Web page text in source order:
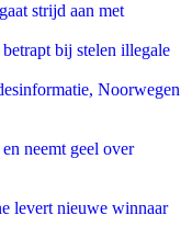
strijd aan met
bij stelen illegale
Noorwegen
neemt geel over
levert nieuwe winnaar